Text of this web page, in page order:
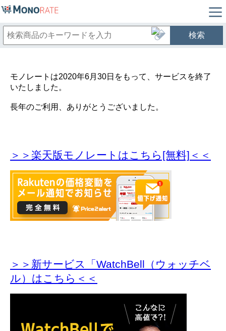
検索
モノレートは2020年6月30日をもって、サービスを終了
いたしました。
長年のご利用、ありがとうございました。
＞＞楽天版モノレートはこちら[無料]＜＜
＞＞新サービス「WatchBell（ウォッチベ
ル）はこちら＜＜